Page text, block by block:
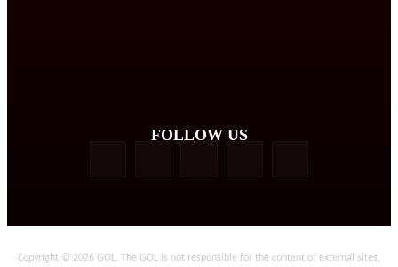
FOLLOW US
Copyright © 2026 GOL. The GOL is not responsible for the content of external sites.